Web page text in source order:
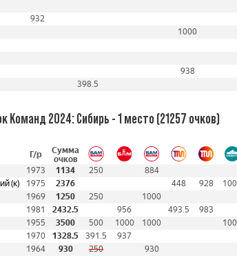
932
1000
938
398.5
Команд 2024: Сибирь - 1 место (21257 очков)
Г/р
Сумма
очков
1973 1134 250
884
(к)
1975 2376 448 928
1969 1250 250
1000
1981 2432.5 956 493.5
983
1955 3500 500 1000 1000
1970 1328.5 391.5
937
1964 930 250
930